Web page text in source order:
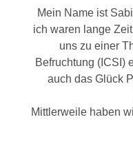
Mein Name ist
ich waren lange
uns zu einer
Befruchtung (ICSI)
auch das Glück
Mittlerweile haben